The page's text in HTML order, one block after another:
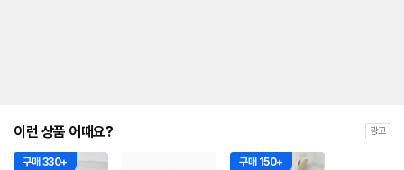
이런 상품 어때요? 광고
구매 330+ 구매 150+